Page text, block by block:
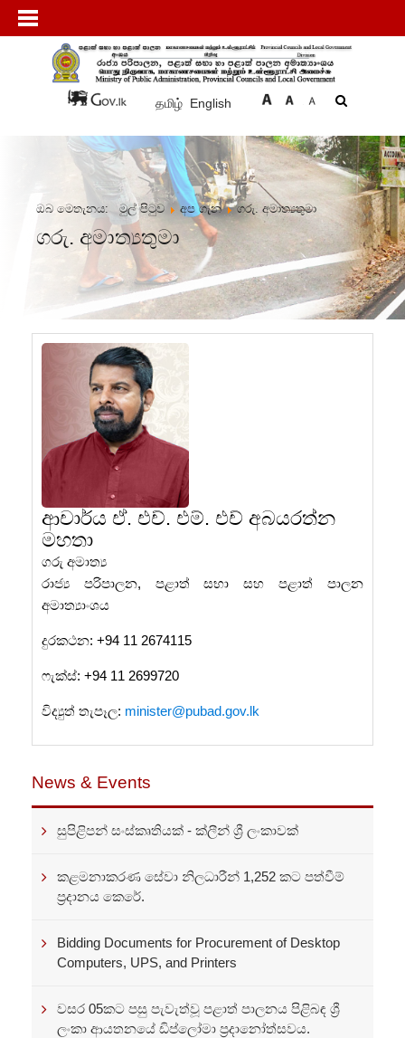
தமிழ் English
ඔබ මෙතැනය: මුල් පිටුව අප ගැන ගරු. අමාත්‍යතුමා
ගරු. අමාත්‍යතුමා
ආචාර්ය ඒ. එච්. එම්. එච් අබයරත්න
මහතා
ගරු අමාත්‍ය
රාජ්‍ය පරිපාලන, පළාත් සභා සහ පළාත් පාලන
අමාත්‍යාංශය
දුරකථන: +94 11 2674115
ෆැක්ස්: +94 11 2699720
විද්‍යුත් තැපෑල: minister@pubad.gov.lk
News & Events
සුපිළිපන් සංස්කෘතියක් - ක්ලීන් ශ්‍රී ලංකාවක්
කළමනාකරණ සේවා නිලධාරීන් 1,252 කට පත්වීම්
ප්‍රදානය කෙරේ.
Bidding Documents for Procurement of Desktop
Computers, UPS, and Printers
වසර 05කට පසු පැවැත්වූ පළාත් පාලනය පිළිබඳ ශ්‍රී
ලංකා ආයතනයේ ඩිප්ලෝමා ප්‍රදානෝත්සවය.